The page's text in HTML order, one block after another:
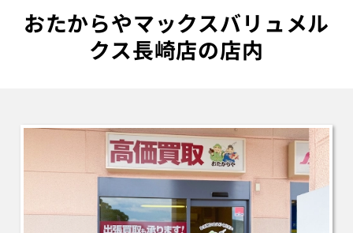
おたからやマックスバリュメル
クス長崎店の店内